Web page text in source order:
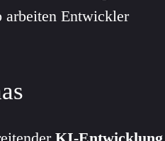
arbeiten Entwickler